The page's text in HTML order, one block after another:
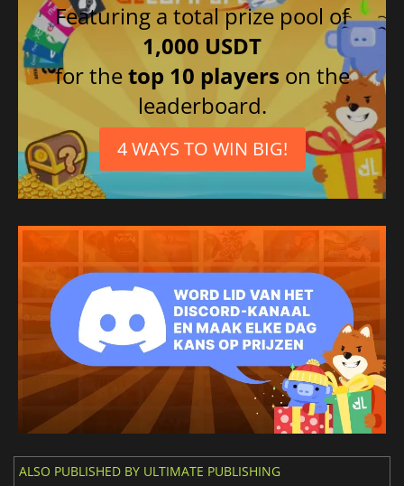
Featuring a total prize pool of
1,000 USDT
for thetop 10 players on the
leaderboard.
4 WAYS TO WIN BIG!
ALSO PUBLISHED BY ULTIMATE PUBLISHING